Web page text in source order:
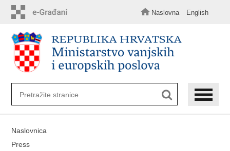
sadržaj
Naslovna English
Naslovnica
Press